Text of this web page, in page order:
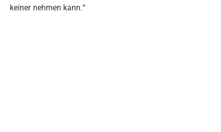
keiner nehmen kann.“